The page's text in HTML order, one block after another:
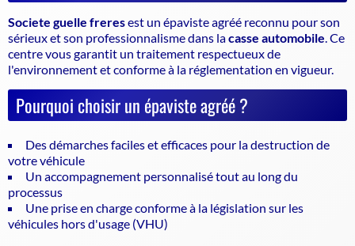
Societe guelle freresest un épaviste agréé reconnu pour son
sérieux et son professionnalisme dans lacasse automobile . Ce
centre vous garantit un traitement respectueux de
l'environnement et conforme à la réglementation en vigueur.
Pourquoi choisir un épaviste agréé ?
Des démarches faciles et efficaces pour la destruction de
votre véhicule
Un accompagnement personnalisé tout au long du
processus
Une prise en charge conforme à la législation sur les
véhicules hors d'usage (VHU)